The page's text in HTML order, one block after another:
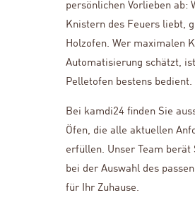
persönlichen Vorlieben ab:
Knistern des Feuers liebt,
Holzofen. Wer maximalen
Automatisierung schätzt,
Pelletofen bestens bedient.
Bei kamdi24 finden Sie
Öfen, die alle aktuellen
erfüllen. Unser Team berät
bei der Auswahl des
für Ihr Zuhause.